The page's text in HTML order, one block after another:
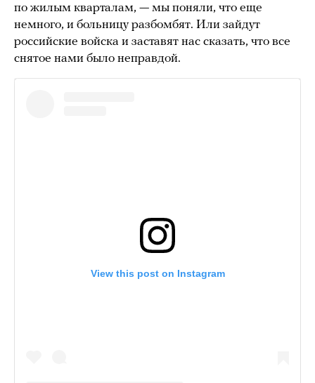
по жилым кварталам, — мы поняли, что еще
немного, и больницу разбомбят. Или зайдут
российские войска и заставят нас сказать, что все
снятое нами было неправдой.